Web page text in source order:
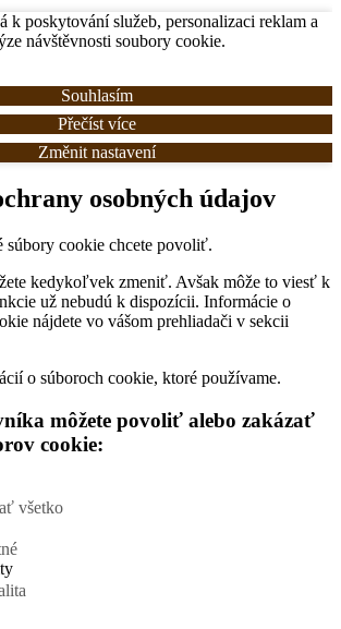
k poskytování služeb, personalizaci reklam a
návštěvnosti soubory cookie.
Souhlasím
Přečíst více
Změnit nastavení
osobných údajov
súbory cookie chcete povoliť.
kedykoľvek zmeniť. Avšak môže to viesť k
už nebudú k dispozícii. Informácie o
nájdete vo vášom prehliadači v sekcii
o súboroch cookie, ktoré používame.
môžete povoliť alebo zakázať
cookie:
všetko